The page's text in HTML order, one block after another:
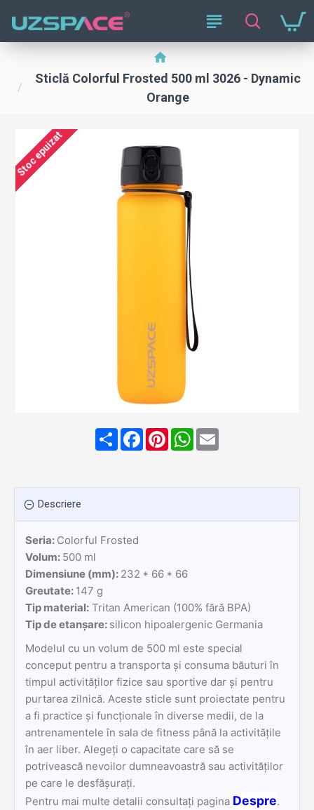
Sticlă Colorful Frosted 500 ml 3026 - Dynamic
Orange
Stoc epuizat
ShareFacebookPinterestWhatsApp
Email
Descriere
Seria: Colorful Frosted
Volum: 500 ml
Dimensiune (mm): 232 * 66 * 66
Greutate: 147 g
Tip material: Tritan American (100% fără BPA)
Tip de etanșare: silicon hipoalergenic Germania
Modelul cu un volum de 500 ml este special
conceput pentru a transporta și consuma băuturi în
timpul activităților fizice sau sportive dar și pentru
purtarea zilnică. Aceste sticle sunt proiectate pentru
a fi practice și funcționale în diverse medii, de la
antrenamentele în sala de fitness până la activitățile
în aer liber. Alegeți o capacitate care să se
potrivească nevoilor dumneavoastră sau activităților
pe care le desfășurați.
Pentru mai multe detalii consultați pagina Despre.